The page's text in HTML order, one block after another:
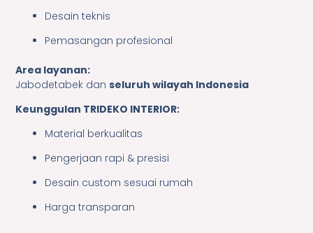
Desain teknis
Pemasangan profesional
Area layanan:
Jabodetabek danseluruh wilayah Indonesia
Keunggulan TRIDEKO INTERIOR:
Material berkualitas
Pengerjaan rapi & presisi
Desain custom sesuai rumah
Harga transparan